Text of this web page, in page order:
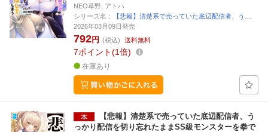
NEO草野, アトハ
シリーズ名：
【悲報】清楚系で売っていた底辺配信者、う…
2026年03月09日発売
792円 (税込) 送料無料
7ポイント 1倍
在庫あり
【悲報】清楚系で売っていた底辺配信者、う
っかり配信を切り忘れたままSS級モンスターを拳で